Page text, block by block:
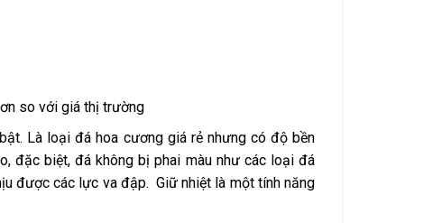
so với giá thị trường
Là loại đá hoa cương giá rẻ nhưng có độ bền
đặc biệt, đá không bị phai màu như các loại đá
được các lực va đập. Giữ nhiệt là một tính năng